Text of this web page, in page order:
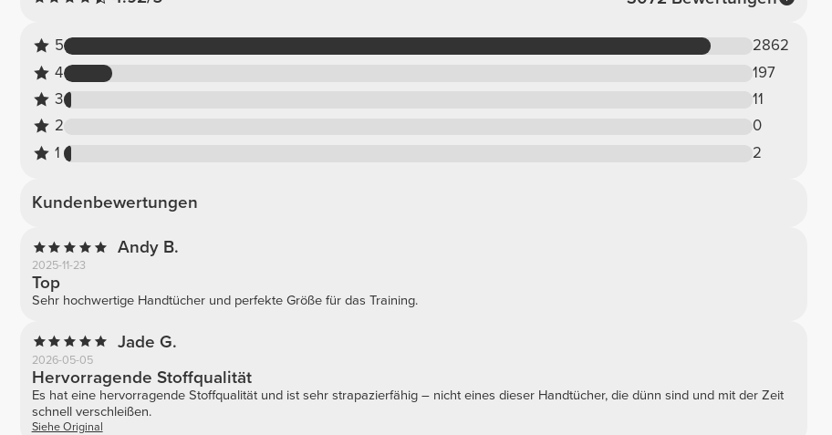
5
2862
4
197
3
11
2
0
1
2
Kundenbewertungen
Andy B.
2025-11-23
Top
Sehr hochwertige Handtücher und perfekte Größe für das Training.
Jade G.
2026-05-05
Hervorragende Stoffqualität
Es hat eine hervorragende Stoffqualität und ist sehr strapazierfähig – nicht eines dieser Handtücher, die dünn sind und mit der Zeit
schnell verschleißen.
Siehe Original